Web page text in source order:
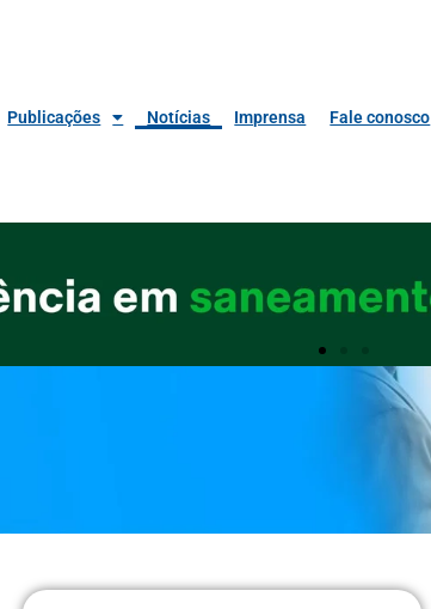
Publicações Notícias Imprensa Fale conosco